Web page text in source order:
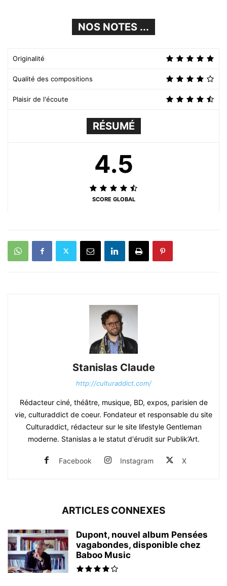
NOS NOTES ...
Originalité
Qualité des compositions
Plaisir de l'écoute
RÉSUMÉ
4.5
SCORE GLOBAL
Stanislas Claude
http://culturaddict.com/
Rédacteur ciné, théâtre, musique, BD, expos, parisien de
vie, culturaddict de coeur. Fondateur et responsable du site
Culturaddict, rédacteur sur le site lifestyle Gentleman
moderne. Stanislas a le statut d'érudit sur Publik’Art.
Facebook Instagram X
ARTICLES CONNEXES
Dupont, nouvel album Pensées
vagabondes, disponible chez
Baboo Music